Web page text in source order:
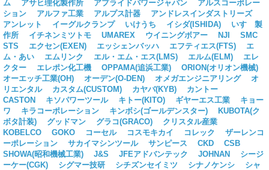
ム
アサヒ理化製作所 アプライドパワージャパン
アルスコーポレー
ション
アルファ工業 アルプス計器
アンドレスインダストリーズ
アンレット
イーグルクランプ いけうち イシダ(ISHIDA)
いすゞ製
作所
イチネンミツトモ UMAREX ウイニングボアー NJI
SMC
STS
エクセン(EXEN) エッシェンバッハ エフティエス(FTS)
エ
ム・あい
エムリンク エル・エム・エス(LMS) エルム(ELM)
エレ
クター
エレポン化工機 OPPAMA(追浜工業)
ORION(オリオン機械)
オーエッチ工業(OH)
オーデン(O-DEN) オメガエンジニアリング
オ
リエンタル
カスタム(CUSTOM) カヤバ(KYB)
カントー
CASTON
キソパワーツール キトー(KITO) ギヤーエス工業
キョー
ワ
キラコーポレーション キンボシ(ゴールデンスター)
KUBOTA(ク
ボタ計装)
グッドマン グラコ(GRACO)
クリスタル産業
KOBELCO
GOKO コーセル コスモキカイ コレック
ザーレンコ
ーポレーション
サカイマシンツール サンピース CKD
CSB
SHOWA(昭和機械工業)
J&S JFEアドバンテック JOHNAN
シージ
ーケー(CGK)
シグマー技研 シチズンセイミツ シナノケンシ
シャ